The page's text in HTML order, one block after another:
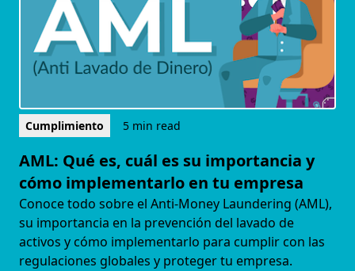
Cumplimiento 5 min read
AML: Qué es, cuál es su importancia y
cómo implementarlo en tu empresa
Conoce todo sobre el Anti-Money Laundering (AML),
su importancia en la prevención del lavado de
activos y cómo implementarlo para cumplir con las
regulaciones globales y proteger tu empresa.